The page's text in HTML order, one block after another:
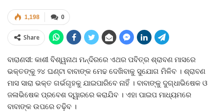
0
1,198
Share
ବାରାଣସୀ: କାଶୀ ବିଶ୍ୱନାଥ ମନ୍ଦିରରେ ଏଥର ପବିତ୍ର ଶ୍ରାବଣ ମାସରେ
ଭକ୍ତଙ୍କୁ ୨୪ ଘଣ୍ଟା ବାବାଙ୍କ ମେଢ ଦେଖିବାକୁ ସୁଯୋଗ ମିଳିବ । ଶ୍ରାବଣ
ମାସ ସାରା ଭକ୍ତ ଗର୍ଭଗୃହକୁ ଯାଇପାରିବେ ନାହିଁ । ବାବାଙ୍କୁ ଦୁଗ୍ଧାଭିଷେକ ଓ
ଜଳାଭିଷେକ ପ୍ରବେଶ ଦ୍ୱାରରେ କରାଯିବ । ଏହା ପାଇପ ମାଧ୍ୟମରେ
ବାବାଙ୍କ ଉପରେ ଚଢ଼ିବ ।